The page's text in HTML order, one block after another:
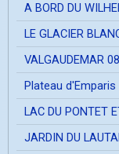
A BORD DU
LE GLACIER
VALGAUDEMAR
Plateau d'Emparis
LAC DU PONTET
JARDIN DU